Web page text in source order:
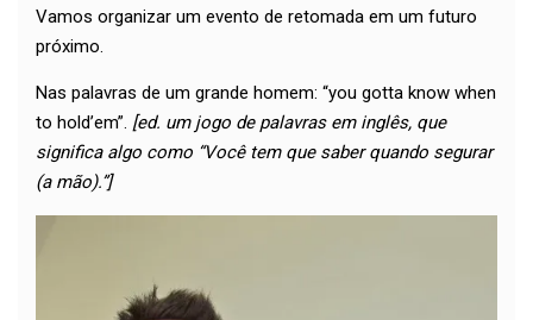
Vamos organizar um evento de retomada em um futuro
próximo.
Nas palavras de um grande homem: “you gotta know when
to hold’em”. [ed. um jogo de palavras em inglês, que
significa algo como “Você tem que saber quando segurar
(a mão).”]